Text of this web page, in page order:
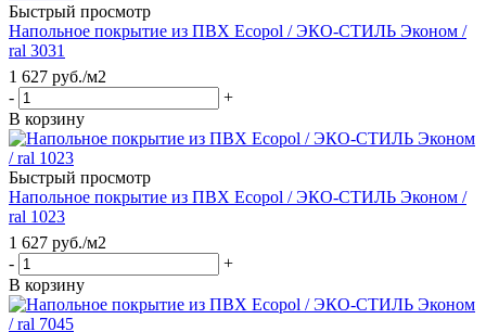
Быстрый просмотр
Напольное покрытие из ПВХ Ecopol / ЭКО-СТИЛЬ Эконом /
ral 3031
1 627 руб./м2
-
+
В корзину
Быстрый просмотр
Напольное покрытие из ПВХ Ecopol / ЭКО-СТИЛЬ Эконом /
ral 1023
1 627 руб./м2
-
+
В корзину